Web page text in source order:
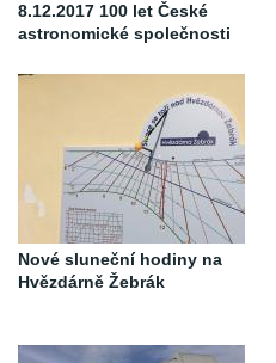
8.12.2017 100 let České
astronomické společnosti
Nové sluneční hodiny na
Hvězdárně Žebrák